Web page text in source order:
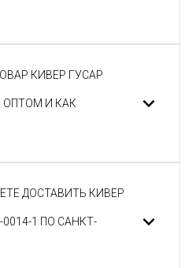
КИВЕР ГУСАР
ОПТОМ И КАК
ДОСТАВИТЬ КИВЕР
1 ПО САНКТ-